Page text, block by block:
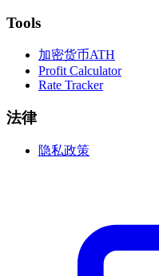
Tools
加密货币ATH
Profit Calculator
Rate Tracker
法律
隐私政策